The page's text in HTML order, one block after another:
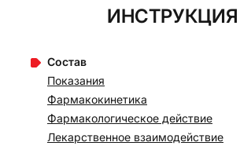
Состав
Показания
Фармакокинетика
Фармакологическое действие
Лекарственное взаимодействие